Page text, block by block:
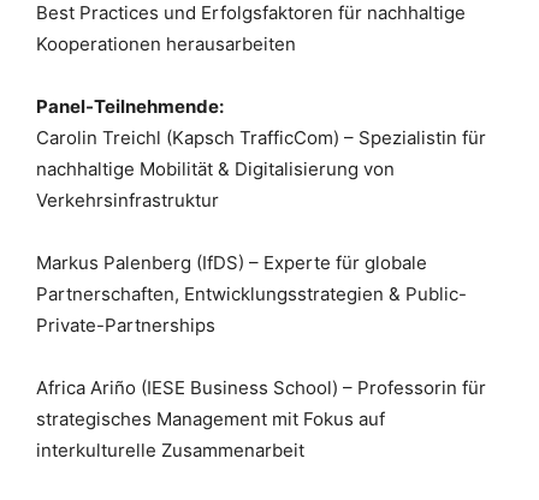
Best Practices und Erfolgsfaktoren für nachhaltige
Kooperationen herausarbeiten
Panel-Teilnehmende:
Carolin Treichl (Kapsch TrafficCom) – Spezialistin für
nachhaltige Mobilität & Digitalisierung von
Verkehrsinfrastruktur
Markus Palenberg (IfDS) – Experte für globale
Partnerschaften, Entwicklungsstrategien & Public-
Private-Partnerships
Africa Ariño (IESE Business School) – Professorin für
strategisches Management mit Fokus auf
interkulturelle Zusammenarbeit